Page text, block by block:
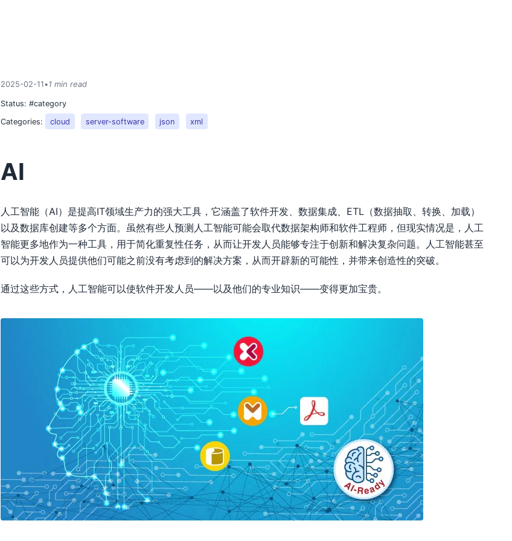
2025-02-11•1 min read
Status:#category
Categories:
cloud server-software json xml
AI
人工智能（AI）是提高IT领域生产力的强大工具，它涵盖了软件开发、数据集成、ETL（数据抽取、转换、加载）
以及数据库创建等多个方面。虽然有些人预测人工智能可能会取代数据架构师和软件工程师，但现实情况是，人工
智能更多地作为一种工具，用于简化重复性任务，从而让开发人员能够专注于创新和解决复杂问题。人工智能甚至
可以为开发人员提供他们可能之前没有考虑到的解决方案，从而开辟新的可能性，并带来创造性的突破。
通过这些方式，人工智能可以使软件开发人员——以及他们的专业知识——变得更加宝贵。